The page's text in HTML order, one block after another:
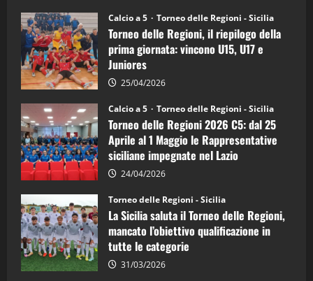
Juniores
è
vicecampione
d’Italia
Calcio a 5 Torneo delle Regioni - Sicilia
Torneo delle Regioni, il riepilogo della
prima giornata: vincono U15, U17 e
Juniores
25/04/2026
Calcio a 5 Torneo delle Regioni - Sicilia
Torneo delle Regioni 2026 C5: dal 25
Aprile al 1 Maggio le Rappresentative
siciliane impegnate nel Lazio
24/04/2026
Torneo delle Regioni - Sicilia
La Sicilia saluta il Torneo delle Regioni,
mancato l’obiettivo qualificazione in
tutte le categorie
31/03/2026